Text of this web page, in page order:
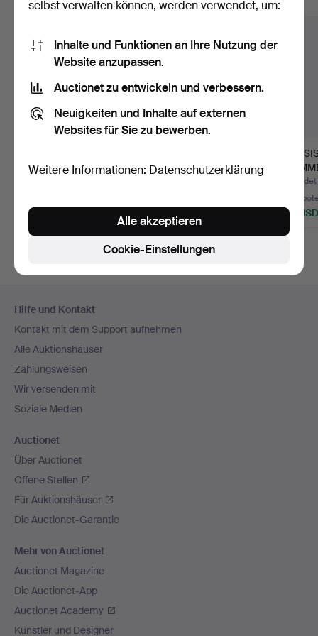
102 USD
VERSILBERTEN
3
48 USD
Navigation
Hilfe und Kontakt
Kontakt mit dem Support aufnehmen
Alle Auktionshäuser
Zahlungsweisen
Wir versenden mit
Soziale Medien
Auctionet
Über Auctionet
Offene Stellen
Für Auktionshäuser
Die Auctionet-Garantie
Mehr von Auctionet
Auctionet Magazine
Die Auctionet-App
Auctionet Academy
Künstler und Designer
selbst verwalten können, werden verwendet, um:
Inhalte und Funktionen an Ihre Nutzung der
Website anzupassen.
Auctionet zu entwickeln und verbessern.
Neuigkeiten und Inhalte auf externen
Websites für Sie zu bewerben.
Weitere Informationen: Datenschutzerklärung
Cookie-Einstellungen
Alle akzeptieren